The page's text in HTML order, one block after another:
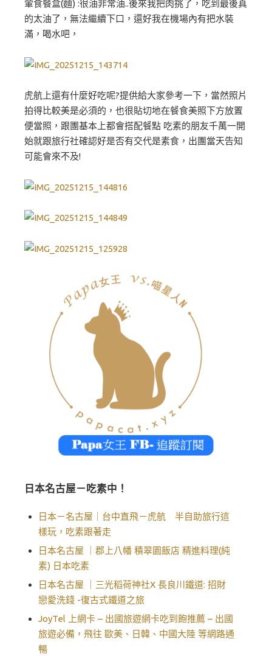
葷食餐盒(麵) :很油非常油..後來我把肉挑了，吃到最後真
的太油了，無法繼續下口，還好我在機場內有把水裝
滿，喝水吧，
虎航上還有什麼好吃呢?提供給大家參考一下，當然照片
拍得比較美是必須的，也很貼切地在餐食美照下方放置
便當照，跟團基本上都會搭配餐點 吃素的朋友千萬一開
始就跟旅行社確認好是否有交代是素食，出團當天告知
可能會來不及!
日本名古屋－吃素中！
日本－名古屋｜台中直飛－虎航 半自助旅行這
樣玩，吃素跟著走
日本名古屋 ｜郡上八幡 積翠園飯店 精進料理(純
素) 日本吃素
日本名古屋 ｜三光稻荷神社X 長良川鐵道: 招財
戀愛洗錢 -復古式鐵道之旅
JoyTel 上網卡 – 出國旅遊網卡吃到飽推薦 – 出國
旅遊必備，飛往 歐美、日韓、中國大陸 等網路通
暢